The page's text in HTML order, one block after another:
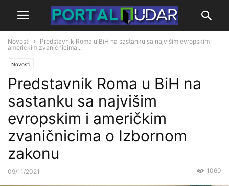
Novosti
Predstavnik Roma u BiH na sastanku sa najvišim evropskim i
američkim zvaničnicima...
Novosti
Predstavnik Roma u BiH na
sastanku sa najvišim
evropskim i američkim
zvaničnicima o Izbornom
zakonu
09/11/2021 1060